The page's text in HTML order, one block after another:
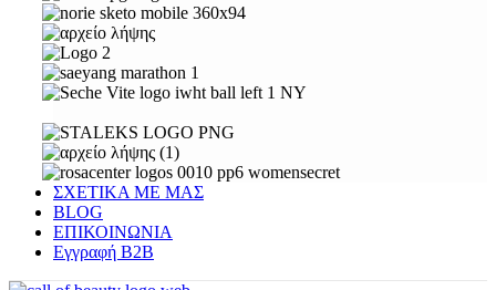
ΣΧΕΤΙΚΑ ΜΕ ΜΑΣ
BLOG
ΕΠΙΚΟΙΝΩΝΙΑ
Εγγραφή Β2Β